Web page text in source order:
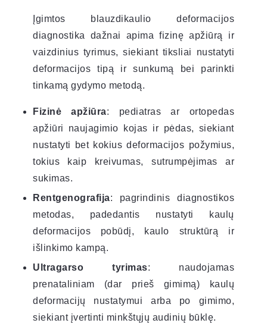
Įgimtos blauzdikaulio deformacijos
diagnostika dažnai apima fizinę apžiūrą ir
vaizdinius tyrimus, siekiant tiksliai nustatyti
deformacijos tipą ir sunkumą bei parinkti
tinkamą gydymo metodą.
Fizinė apžiūra: pediatras ar ortopedas
apžiūri naujagimio kojas ir pėdas, siekiant
nustatyti bet kokius deformacijos požymius,
tokius kaip kreivumas, sutrumpėjimas ar
sukimas.
Rentgenografija: pagrindinis diagnostikos
metodas, padedantis nustatyti kaulų
deformacijos pobūdį, kaulo struktūrą ir
išlinkimo kampą.
Ultragarso tyrimas: naudojamas
prenataliniam (dar prieš gimimą) kaulų
deformacijų nustatymui arba po gimimo,
siekiant įvertinti minkštųjų audinių būklę.